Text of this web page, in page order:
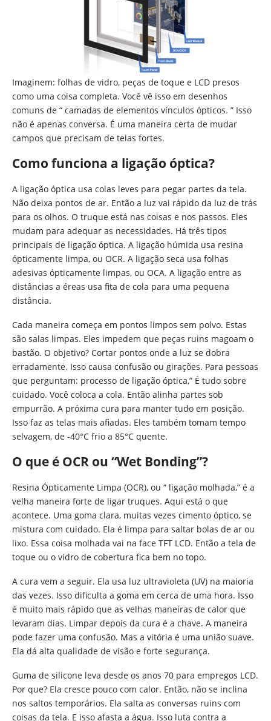
Imaginem: folhas de vidro, peças de toque e LCD presos
como uma coisa completa. Você vê isso em desenhos
comuns de “ camadas de elementos vínculos ópticos. ” Isso
não é apenas conversa. É uma maneira certa de mudar
campos que precisam de telas fortes.
Como funciona a ligação óptica?
A ligação óptica usa colas leves para pegar partes da tela.
Não deixa pontos de ar. Então a luz vai rápido da luz de trás
para os olhos. O truque está nas coisas e nos passos. Eles
mudam para adequar as necessidades. Há três tipos
principais de ligação óptica. A ligação húmida usa resina
ópticamente limpa, ou OCR. A ligação seca usa folhas
adesivas ópticamente limpas, ou OCA. A ligação entre as
distâncias a éreas usa fita de cola para uma pequena
distância.
Cada maneira começa em pontos limpos sem polvo. Estas
são salas limpas. Eles impedem que peças ruins magoam o
bastão. O objetivo? Cortar pontos onde a luz se dobra
erradamente. Isso causa confusão ou girações. Para pessoas
que perguntam: processo de ligação óptica,” É tudo sobre
cuidado. Você coloca a cola. Então alinha partes sob
empurrão. A próxima cura para manter tudo em posição.
Isso faz as telas mais afiadas. Eles também tomam tempo
selvagem, de -40°C frio a 85°C quente.
O que é OCR ou “Wet Bonding”?
Resina Ópticamente Limpa (OCR), ou “ ligação molhada,” é a
velha maneira forte de ligar truques. Aqui está o que
acontece. Uma goma clara, muitas vezes cimento óptico, se
mistura com cuidado. Ela é limpa para saltar bolas de ar ou
lixo. Essa coisa molhada vai na face TFT LCD. Então a tela de
toque ou o vidro de cobertura fica bem no topo.
A cura vem a seguir. Ela usa luz ultravioleta (UV) na maioria
das vezes. Isso dificulta a goma em cerca de uma hora. Isso
é muito mais rápido que as velhas maneiras de calor que
levaram dias. Limpar depois da cura é a chave. A maneira
pode fazer uma confusão. Mas a vitória é uma união suave.
Ela dá alta qualidade de visão e forte segurança.
Guma de silicone leva desde os anos 70 para empregos LCD.
Por que? Ela cresce pouco com calor. Então, não se inclina
nos saltos temporários. Ela salta as conversas ruins com
coisas da tela. E isso afasta a água. Isso luta contra a